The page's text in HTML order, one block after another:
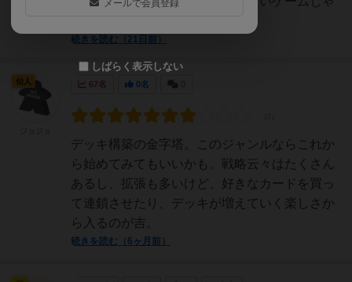
続きを読む（21日前）
67名 0名
デッキ構築の金字塔。このジャンルならこれか
ら始めてみてもいいかも。戦略云々はたくさん
あるし、拡張も多いけど、好きなカードを買っ
て連鎖させたり、デッキが増えていく楽しさか
ら入るのが吉。
続きを読む（6ヶ月前）
仙人
メールで会員登録
しばらく表示しない